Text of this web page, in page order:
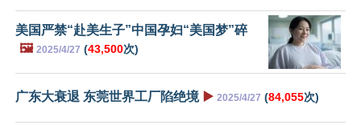
美国严禁“赴美生子”中国孕妇“美国梦”碎
🖼️ 2025/4/27 (43,500次)
广东大衰退 东莞世界工厂陷绝境 ▶️ 2025/4/27 (84,055次)